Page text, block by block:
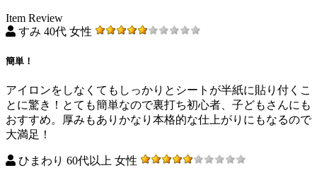
Item Review
すみ 40代 女性
簡単！
アイロンをしなくてもしっかりとシートが半紙に貼り付くこ
とに驚き！とても簡単なので裏打ち初心者、子どもさんにも
おすすめ。厚みもありかなり本格的な仕上がりにもなるので
大満足！
ひまわり 60代以上 女性